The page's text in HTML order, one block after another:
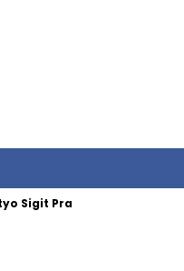
Sigit Prabowo Angkat 10